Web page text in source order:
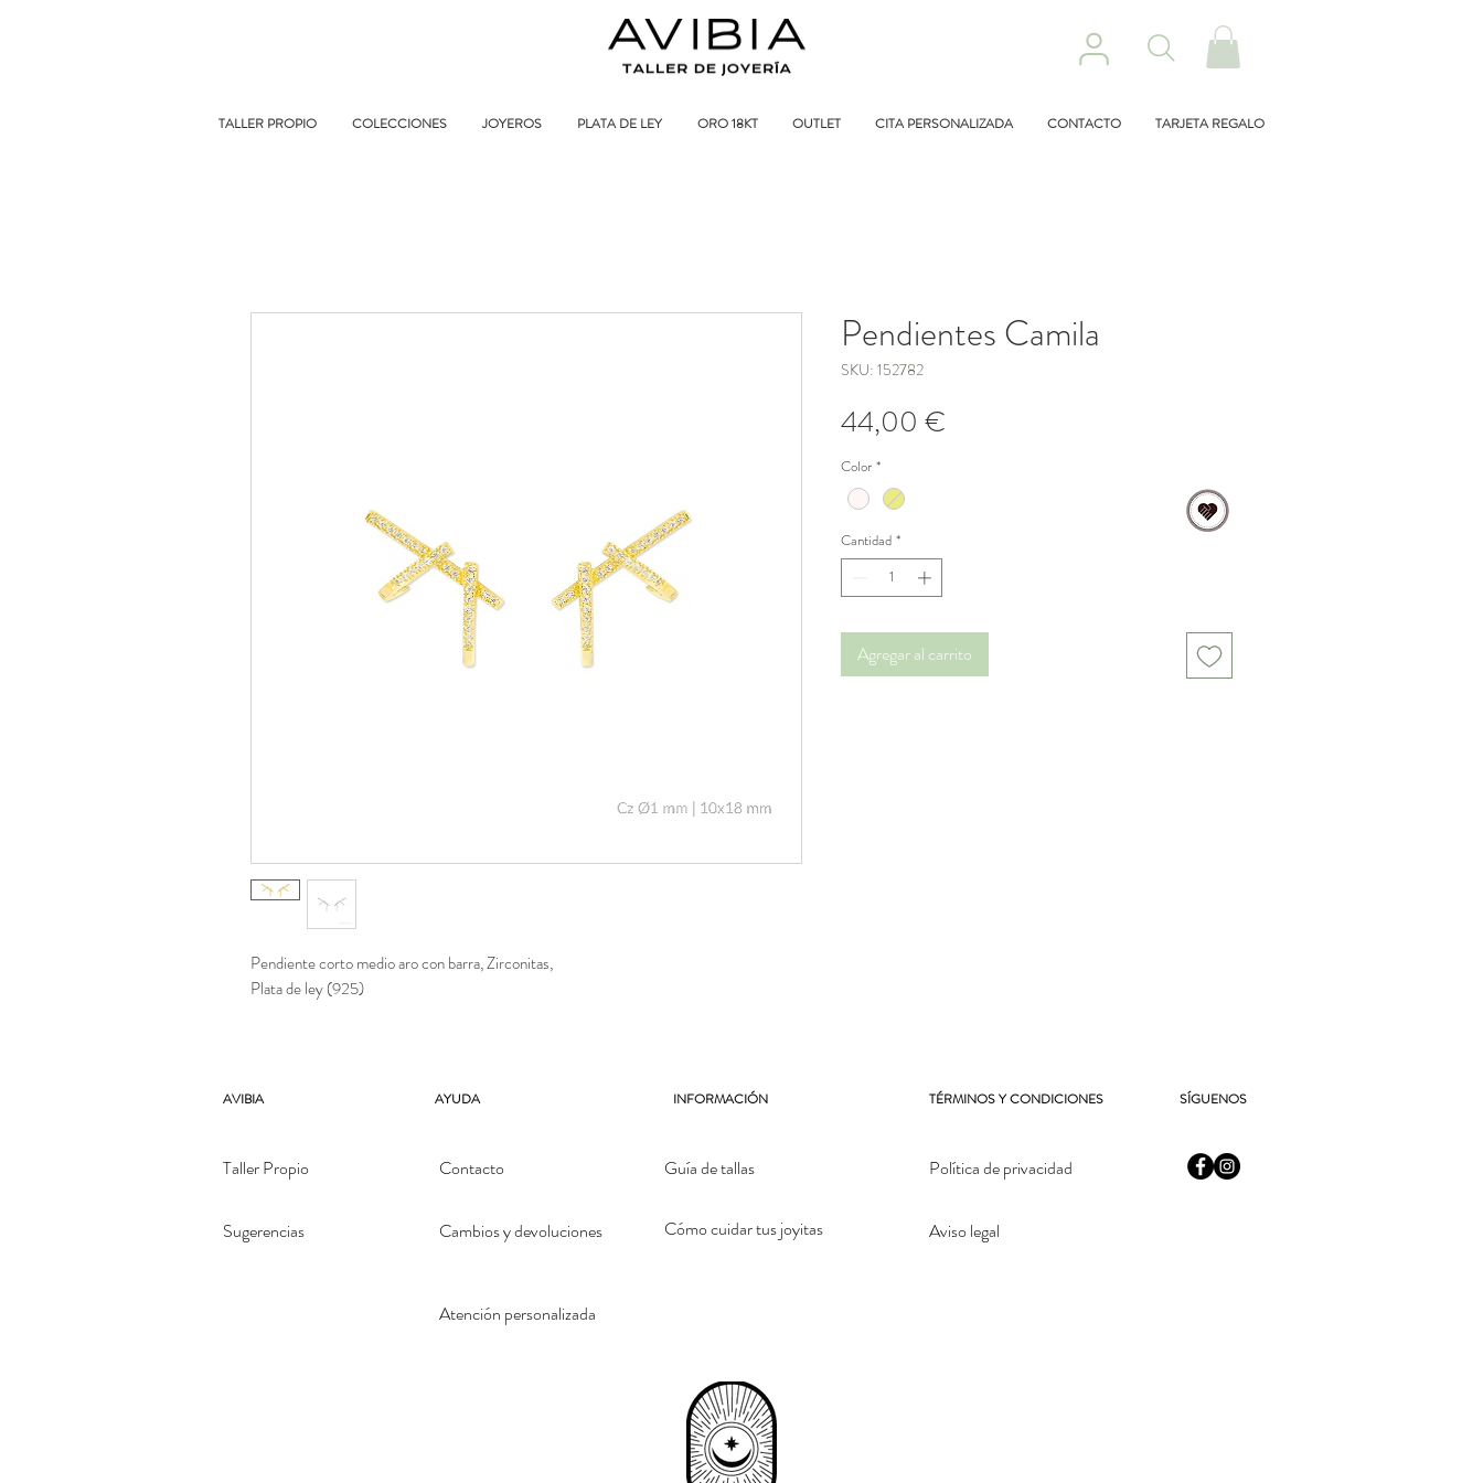
TALLER PROPIO COLECCIONES JOYEROS PLATA DE LEY ORO 18KT OUTLET CITA PERSONALIZADA CONTACTO TARJETA REGALO
Pendiente corto medio aro con barra, Zirconitas,
Plata de ley (925)
Pendientes Camila
SKU: 152782
44,00 €
Color *
Cantidad *
Agregar al carrito
AVIBIA AYUDA INFORMACIÓN TÉRMINOS Y CONDICIONES SÍGUENOS
Taller Propio Contacto Guía de tallas Política de privacidad
Sugerencias Cambios y devoluciones Cómo cuidar tus joyitas Aviso legal
Atención personalizada